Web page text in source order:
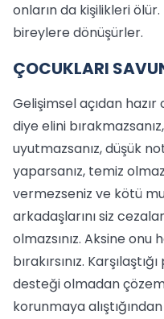
onların da kişilikleri
bireylere dönüşürler.
ÇOCUKLARI
Gelişimsel açıdan
diye elini
uyutmazsanız, düşük
yaparsanız, temiz
vermezseniz ve kötü
arkadaşlarını siz
olmazsınız. Aksine onu
bırakırsınız.
desteği olmadan
korunmaya